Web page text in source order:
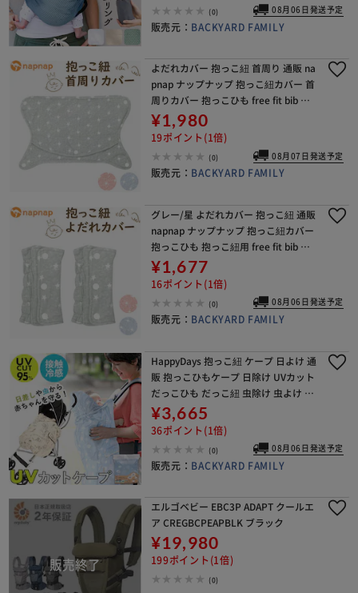
(0) 08月06日発送予定
販売元： BACKYARD FAMILY
よだれカバー 抱っこ紐 首周り 通販 na
pnap ナップナップ 抱っこ紐カバー 首
周りカバー 抱っこひも free fit bib 抱
っこ紐用 カバー 男の子 女の子 かわい
い ベビー用品 ベビーグ
¥1,980
19ポイント(1倍)
(0) 08月07日発送予定
販売元： BACKYARD FAMILY
グレー/星 よだれカバー 抱っこ紐 通販
napnap ナップナップ 抱っこ紐カバー
抱っこひも 抱っこ紐用 free fit bib よ
だれパッド カバー 男の子 女の子 かわ
いい ベビー用品 ベビ
¥1,677
16ポイント(1倍)
(0) 08月06日発送予定
販売元： BACKYARD FAMILY
HappyDays 抱っこ紐 ケープ 日よけ 通
販 抱っこひもケープ 日除け UVカット
だっこひも だっこ紐 虫除け 虫よけ 接
触冷感 ひんやり 冷房対策 フード付き
お出かけ おでかけ SKATE
¥3,665
36ポイント(1倍)
(0) 08月06日発送予定
販売元： BACKYARD FAMILY
エルゴベビー EBC3P ADAPT クールエ
ア CREGBCPEAPBLK ブラック
¥19,980
199ポイント(1倍)
(0)